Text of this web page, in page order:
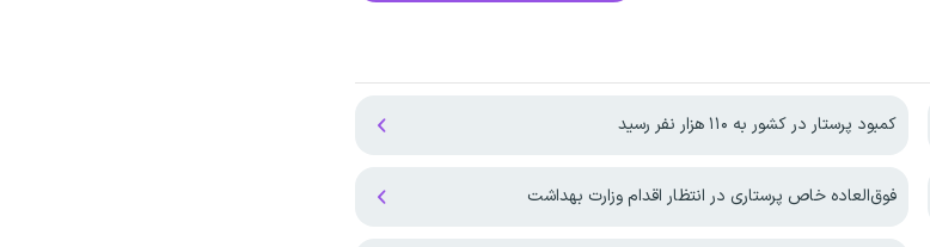
کمبود پرستار در کشور به ۱۱۰ هزار نفر رسید
فوق‌العاده خاص پرستاری در انتظار اقدام وزارت بهداشت